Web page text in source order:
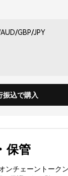
GBP/JPY
振込で購入
保管
チェーントーク